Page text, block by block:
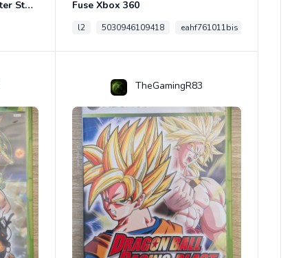
Son Goku BWFC Super Master Stars Fuse Xbox 360
l2 5030946109418 eahf761011bis
TheGamingR83